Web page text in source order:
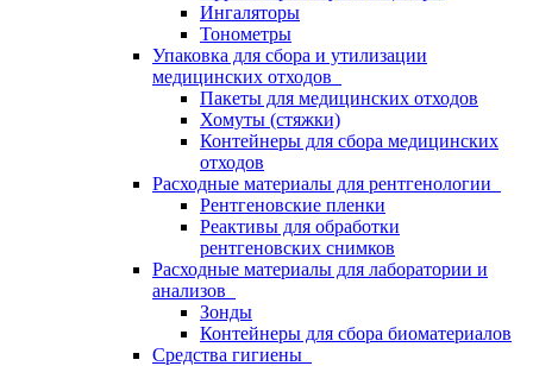
Ингаляторы
Тонометры
Упаковка для сбора и утилизации
медицинских отходов
Пакеты для медицинских отходов
Хомуты (стяжки)
Контейнеры для сбора медицинских
отходов
Расходные материалы для рентгенологии
Рентгеновские пленки
Реактивы для обработки
рентгеновских снимков
Расходные материалы для лаборатории и
анализов
Зонды
Контейнеры для сбора биоматериалов
Средства гигиены